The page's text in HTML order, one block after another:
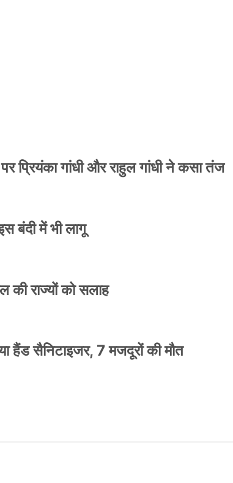
बंदी में भी लागू
पर प्रियंका गांधी और राहुल गांधी ने कसा तंज
बंदी में भी लागू
की राज्यों को सलाह
हैंड सैनिटाइजर, 7 मजदूरों की मौत